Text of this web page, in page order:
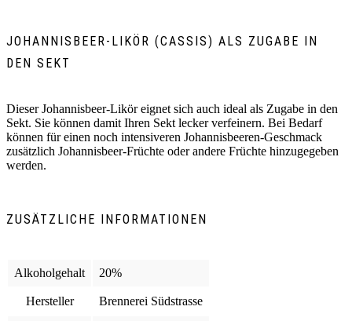
JOHANNISBEER-LIKÖR (CASSIS) ALS ZUGABE IN
DEN SEKT
Dieser Johannisbeer-Likör eignet sich auch ideal als Zugabe in den
Sekt. Sie können damit Ihren Sekt lecker verfeinern. Bei Bedarf
können für einen noch intensiveren Johannisbeeren-Geschmack
zusätzlich Johannisbeer-Früchte oder andere Früchte hinzugegeben
werden.
ZUSÄTZLICHE INFORMATIONEN
Alkoholgehalt 20%
Hersteller Brennerei Südstrasse